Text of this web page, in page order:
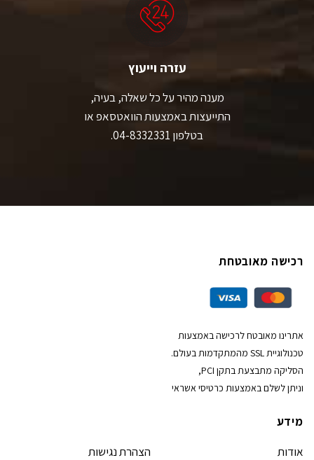
עזרה וייעוץ
מענה מהיר על כל שאלה, בעיה,
התייעצות באמצעות הוואטסאפ או
בטלפון 04-8332331.
רכישה מאובטחת
אתרינו מאובטח לרכישה באמצעות
טכנולוגיית SSL מהמתקדמות בעולם.
הסליקה מתבצעת בתקן PCI,
וניתן לשלם באמצעות כרטיסי אשראי
מידע
אודות
הצהרת נגישות